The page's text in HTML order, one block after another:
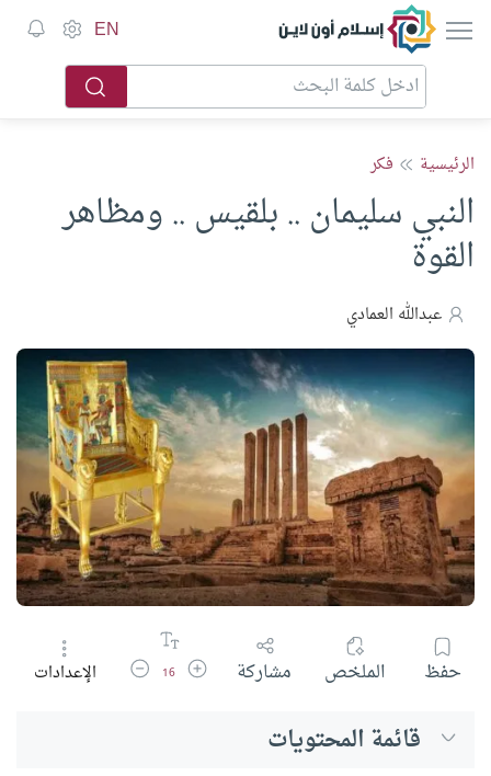
إسلام أون لاين EN
الرئيسية فكر
النبي سليمان .. بلقيس .. ومظاهر
القوة
عبدالله العمادي
حفظ الملخص مشاركة زيادة حجم الخط
16 تقليل حجم الخط
الإعدادات
قائمة المحتويات